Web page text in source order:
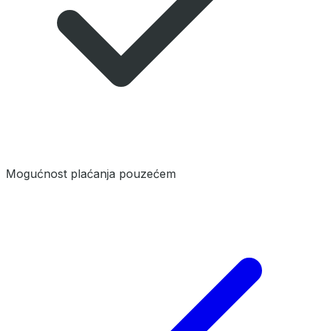
Mogućnost plaćanja pouzećem